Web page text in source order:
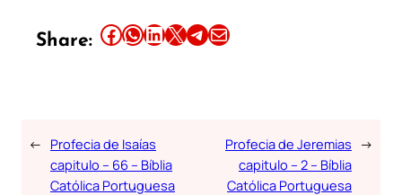
Share: Share this article on Facebook Share this article on WhatsApp Share this article on LinkedIn Share this article on X Share this article on TelegramEmail this Article
← Profecia de Isaías
capitulo – 66 – Bíblia
Católica Portuguesa
Profecia de Jeremias
capitulo – 2 – Bíblia
Católica Portuguesa
→